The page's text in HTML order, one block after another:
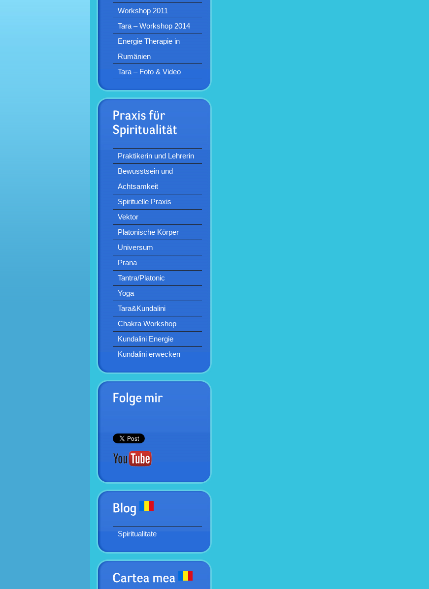
Workshop 2011
Tara – Workshop 2014
Energie Therapie in
Rumänien
Tara – Foto & Video
Praktikerin und Lehrerin
Bewusstsein und
Achtsamkeit
Spirituelle Praxis
Vektor
Platonische Körper
Universum
Prana
Tantra/Platonic
Yoga
Tara&Kundalini
Chakra Workshop
Kundalini Energie
Kundalini erwecken
Spiritualitate